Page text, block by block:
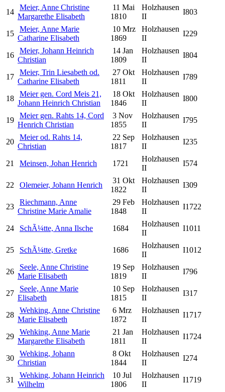
14
Meier, Anne Christine
Margarethe Elisabeth
11 Mai
1810
Holzhausen
II
I803
15
Meier, Anne Marie
Catharine Elisabeth
10 Mrz
1869
Holzhausen
II
I229
16
Meier, Johann Heinrich
Christian
14 Jan
1809
Holzhausen
II
I804
17
Meier, Trin Liesabeth od.
Catharine Elisabeth
27 Okt
1811
Holzhausen
II
I789
18
Meier gen. Cord Meis 21,
Johann Heinrich Christian
18 Okt
1846
Holzhausen
II
I800
19
Meier gen. Rahts 14, Cord
Henrich Christian
3 Nov
1855
Holzhausen
II
I795
20
Meier od. Rahts 14,
Christian
22 Sep
1817
Holzhausen
II
I235
21 Meinsen, Johan Henrich 1721
Holzhausen
II
I574
22 Olemeier, Johann Henrich
31 Okt
1822
Holzhausen
II
I309
23
Riechmann, Anne
Christine Marie Amalie
29 Feb
1848
Holzhausen
II
I1722
24 SchÃ¼tte, Anna Ilsche 1684
Holzhausen
II
I1011
25 SchÃ¼tte, Gretke 1686
Holzhausen
II
I1012
26
Seele, Anne Christine
Marie Elisabeth
19 Sep
1819
Holzhausen
II
I796
27
Seele, Anne Marie
Elisabeth
10 Sep
1815
Holzhausen
II
I317
28
Wehking, Anne Christine
Marie Elisabeth
6 Mrz
1872
Holzhausen
II
I1717
29
Wehking, Anne Marie
Margarethe Elisabeth
21 Jan
1811
Holzhausen
II
I1724
30
Wehking, Johann
Christian
8 Okt
1844
Holzhausen
II
I274
31
Wehking, Johann Heinrich
Wilhelm
10 Jul
1806
Holzhausen
II
I1719